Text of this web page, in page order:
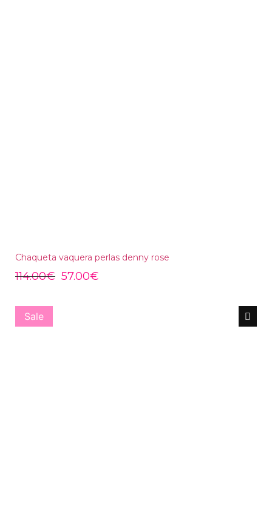
Chaqueta vaquera perlas denny rose
114.00€ 57.00€
Sale